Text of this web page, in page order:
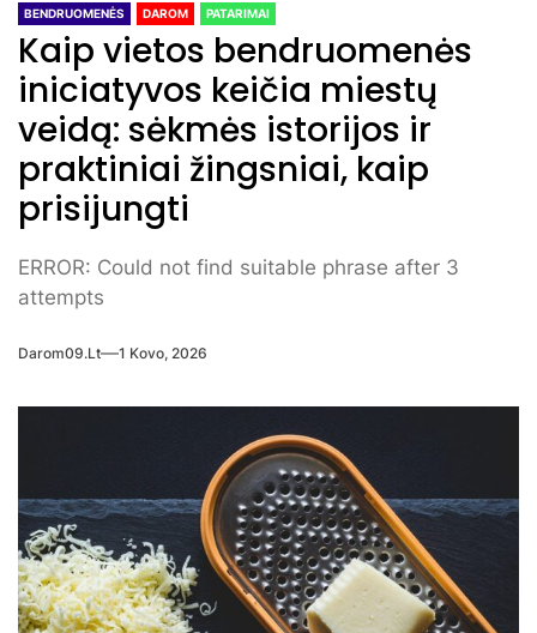
BENDRUOMENĖS DAROM PATARIMAI
Kaip vietos bendruomenės
iniciatyvos keičia miestų
veidą: sėkmės istorijos ir
praktiniai žingsniai, kaip
prisijungti
ERROR: Could not find suitable phrase after 3
attempts
Darom09.lt 1 Kovo, 2026